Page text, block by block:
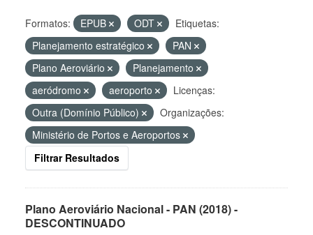
Formatos: EPUB ODT
Etiquetas:
Planejamento estratégico
PAN
Plano Aeroviário
Planejamento
aeródromo
aeroporto
Licenças:
Outra (Domínio Público)
Organizações:
Ministério de Portos e Aeroportos
Filtrar Resultados
Plano Aeroviário Nacional - PAN (2018) -
DESCONTINUADO